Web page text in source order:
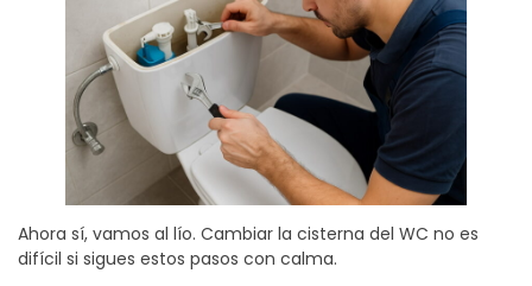
Ahora sí, vamos al lío. Cambiar la cisterna del WC no es
difícil si sigues estos pasos con calma.